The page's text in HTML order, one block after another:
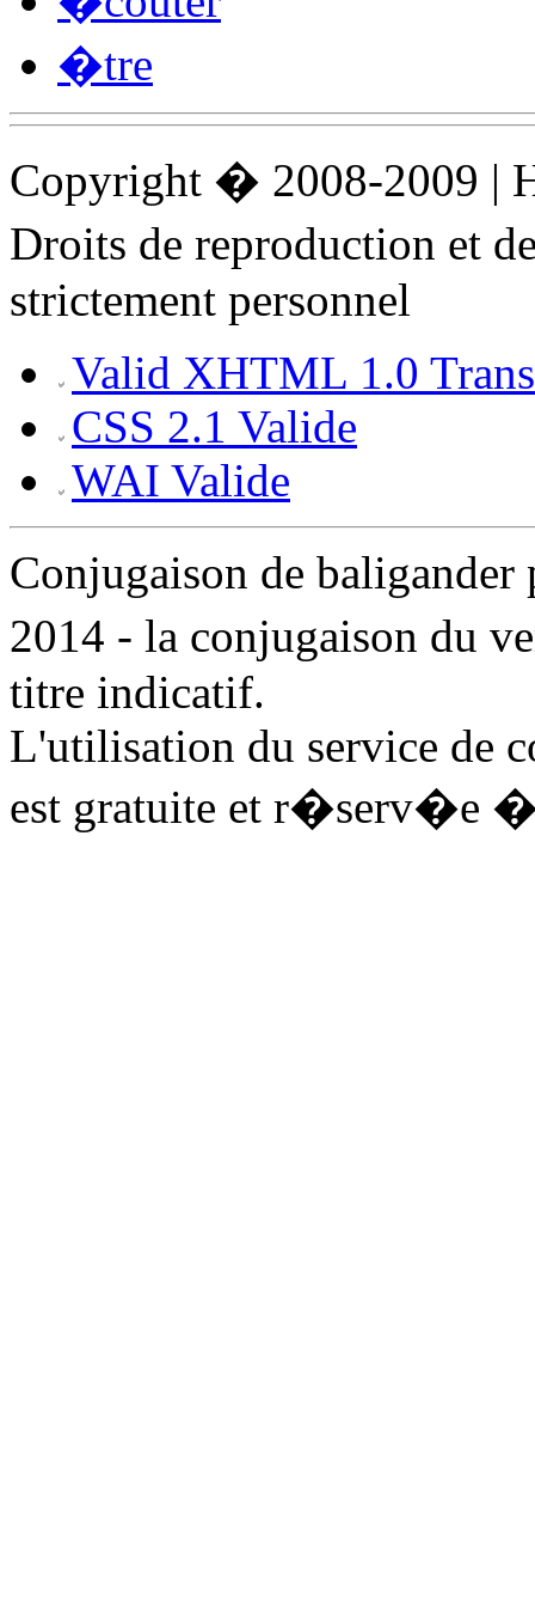
�tre
Copyright � 2008-2009 |
Droits de reproduction et
strictement personnel
Valid XHTML 1.0
CSS 2.1 Valide
WAI Valide
Conjugaison de
2014 - la conjugaison du
titre indicatif.
L'utilisation du service de
est gratuite et r�serv�e �